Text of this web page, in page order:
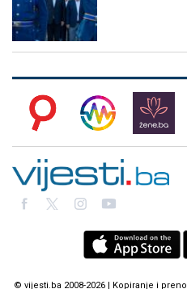
© vijesti.ba 2008-2026 | Kopiranje i